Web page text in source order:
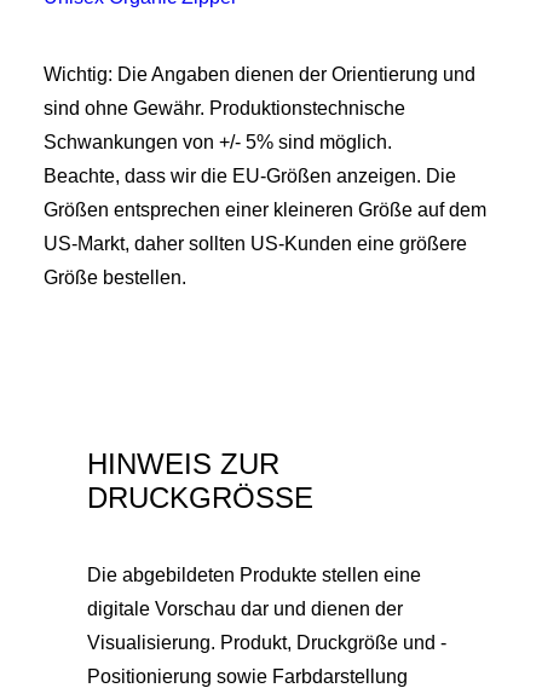
Wichtig: Die Angaben dienen der Orientierung und
sind ohne Gewähr. Produktionstechnische
Schwankungen von +/- 5% sind möglich.
Beachte, dass wir die EU-Größen anzeigen. Die
Größen entsprechen einer kleineren Größe auf dem
US-Markt, daher sollten US-Kunden eine größere
Größe bestellen.
HINWEIS ZUR
DRUCKGRÖSSE
Die abgebildeten Produkte stellen eine
digitale Vorschau dar und dienen der
Visualisierung. Produkt, Druckgröße und -
Positionierung sowie Farbdarstellung